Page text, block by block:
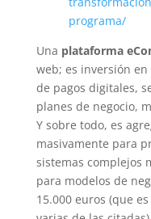
programa/
Una plataforma
web; es inversión
de pagos digitales,
planes de negocio,
Y sobre todo, es
masivamente para
sistemas complejos
para modelos de
15.000 euros (que